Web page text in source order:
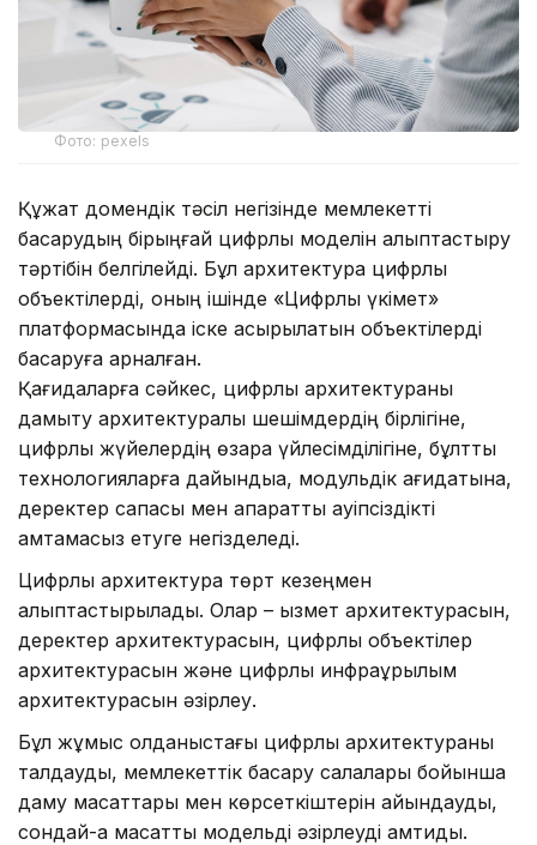
Фото: pexels
Құжат домендік тәсіл негізінде мемлекетті
басқарудың бірыңғай цифрлық моделін қалыптастыру
тәртібін белгілейді. Бұл архитектура цифрлық
объектілерді, оның ішінде «Цифрлық үкімет»
платформасында іске асырылатын объектілерді
басқаруға арналған.
Қағидаларға сәйкес, цифрлық архитектураны
дамыту архитектуралық шешімдердің бірлігіне,
цифрлық жүйелердің өзара үйлесімділігіне, бұлтты
технологияларға дайындыққа, модульдік қағидатына,
деректер сапасы мен ақпараттық қауіпсіздікті
қамтамасыз етуге негізделеді.
Цифрлық архитектура төрт кезеңмен
қалыптастырылады. Олар – қызмет архитектурасын,
деректер архитектурасын, цифрлық объектілер
архитектурасын және цифрлық инфрақұрылым
архитектурасын әзірлеу.
Бұл жұмыс қолданыстағы цифрлық архитектураны
талдауды, мемлекеттік басқару салалары бойынша
даму мақсаттары мен көрсеткіштерін айқындауды,
сондай-ақ мақсатты модельді әзірлеуді қамтиды.